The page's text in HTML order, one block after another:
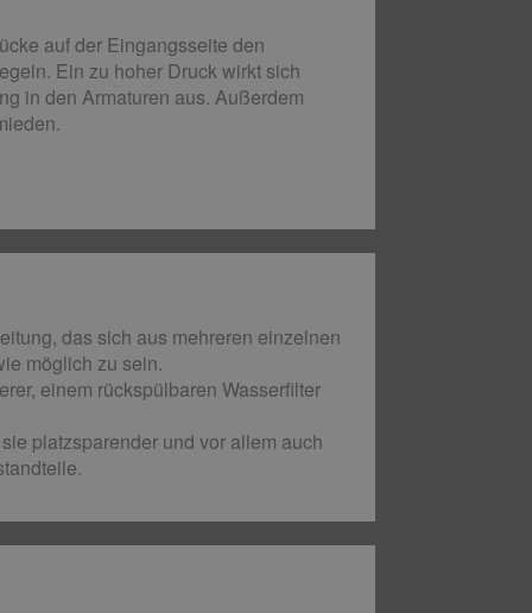
auf der Eingangsseite den
Ein zu hoher Druck wirkt sich
in den Armaturen aus. Außerdem
das sich aus mehreren einzelnen
möglich zu sein.
einem rückspülbaren Wasserfilter
platzsparender und vor allem auch